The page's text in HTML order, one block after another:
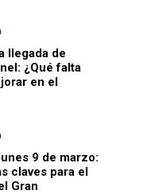
llegada de
¿Qué falta
en el
9 de marzo:
claves para el
Gran